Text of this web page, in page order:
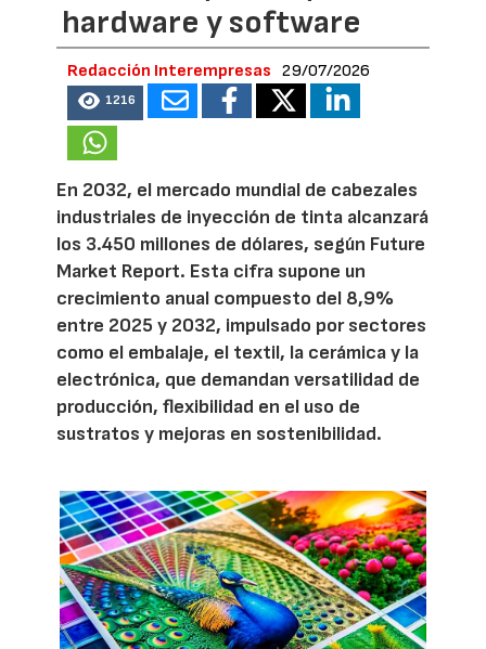
hardware y software
Redacción Interempresas 29/07/2026
1216
En 2032, el mercado mundial de cabezales
industriales de inyección de tinta alcanzará
los 3.450 millones de dólares, según Future
Market Report. Esta cifra supone un
crecimiento anual compuesto del 8,9%
entre 2025 y 2032, impulsado por sectores
como el embalaje, el textil, la cerámica y la
electrónica, que demandan versatilidad de
producción, flexibilidad en el uso de
sustratos y mejoras en sostenibilidad.